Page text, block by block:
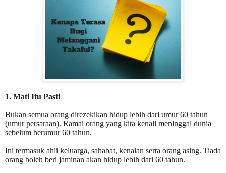
1. Mati Itu Pasti
Bukan semua orang direzekikan hidup lebih dari umur 60 tahun
(umur persaraan). Ramai orang yang kita kenali meninggal dunia
sebelum berumur 60 tahun.
Ini termasuk ahli keluarga, sahabat, kenalan serta orang asing. Tiada
orang boleh beri jaminan akan hidup lebih dari 60 tahun.